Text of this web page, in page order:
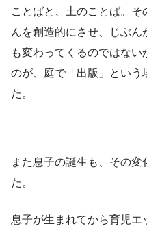
ことばと、土のことば。
んを創造的にさせ、じぶ
も変わってくるのではな
のが、庭で「出版」という
た。
また息子の誕生も、その
た。
息子が生まれてから育児